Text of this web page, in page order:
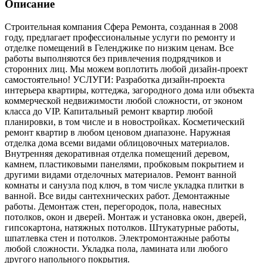
Описание
Строительная компания Сфера Ремонта, созданная в 2008
году, предлагает профессиональные услуги по ремонту и
отделке помещений в Геленджике по низким ценам. Все
работы выполняются без привлечения подрядчиков и
сторонних лиц. Мы можем воплотить любой дизайн-проект
самостоятельно! УСЛУГИ: Разработка дизайн-проекта
интерьера квартиры, коттеджа, загородного дома или объекта
коммерческой недвижимости любой сложности, от эконом
класса до VIP. Капитальный ремонт квартир любой
планировки, в том числе и в новостройках. Косметический
ремонт квартир в любом ценовом диапазоне. Наружная
отделка дома всеми видами облицовочных материалов.
Внутренняя декоративная отделка помещений деревом,
камнем, пластиковыми панелями, пробковым покрытием и
другими видами отделочных материалов. Ремонт ванной
комнаты и санузла под ключ, в том числе укладка плитки в
ванной. Все виды сантехнических работ. Демонтажные
работы. Демонтаж стен, перегородок, пола, навесных
потолков, окон и дверей. Монтаж и установка окон, дверей,
гипсокартона, натяжных потолков. Штукатурные работы,
шпатлевка стен и потолков. Электромонтажные работы
любой сложности. Укладка пола, ламината или любого
другого напольного покрытия.